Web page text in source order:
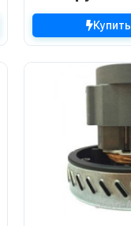
Купить